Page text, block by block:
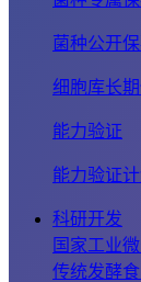
菌种公开
细胞库长
能力验证
能力验证计
科研开发
国家工业
传统发酵